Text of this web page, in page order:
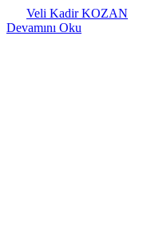
Veli Kadir KOZAN
Devamını Oku